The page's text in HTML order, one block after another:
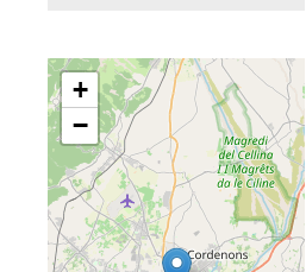
+
−